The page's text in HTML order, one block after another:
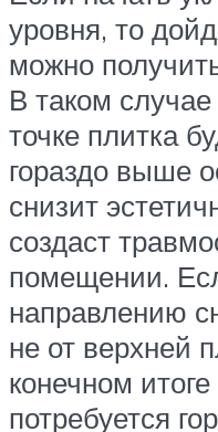
уровня, то
можно
В таком
точке плитка
гораздо выше
снизит
создаст
помещении.
направлению
не от верхней
конечном
потребуется